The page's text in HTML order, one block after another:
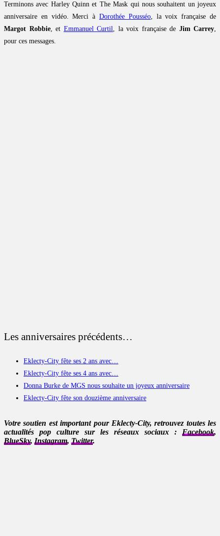
Terminons avec Harley Quinn et The Mask qui nous souhaitent un joyeux
anniversaire en vidéo. Merci à Dorothée Pousséo, la voix française de
Margot Robbie, et Emmanuel Curtil, la voix française de Jim Carrey,
pour ces messages.
Les anniversaires précédents…
Eklecty-City fête ses 2 ans avec…
Eklecty-City fête ses 4 ans avec…
Donna Burke de MGS nous souhaite un joyeux anniversaire
Eklecty-City fête son douzième anniversaire
Votre soutien est important pour Eklecty-City, retrouvez toutes les
actualités pop culture sur les réseaux sociaux : Facebook,
BlueSky, Instagram, Twitter.